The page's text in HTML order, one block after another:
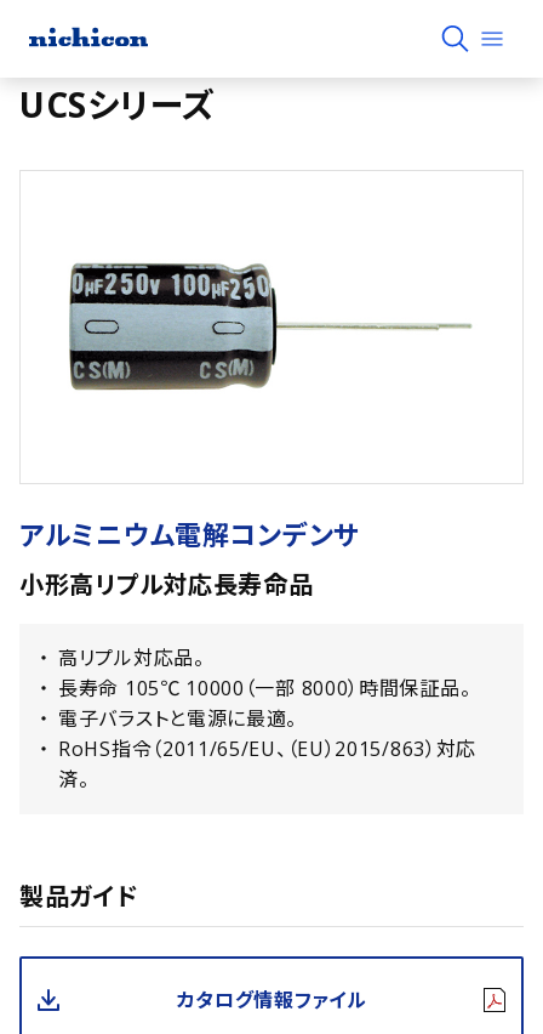
UCSシリーズ
アルミニウム電解コンデンサ
小形高リプル対応長寿命品
高リプル対応品。
長寿命 105℃ 10000（一部 8000）時間保証品。
電子バラストと電源に最適。
RoHS指令（2011/65/EU、（EU）2015/863）対応
済。
製品ガイド
カタログ情報ファイル